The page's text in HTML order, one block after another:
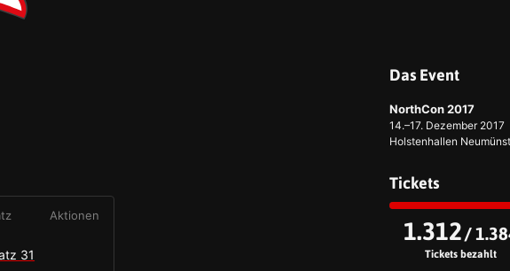
Aktionen
31
Das Event
NorthCon 2017
14.–17. Dezember 2017
Holstenhallen
Tickets
1.312/
Tickets bezahlt